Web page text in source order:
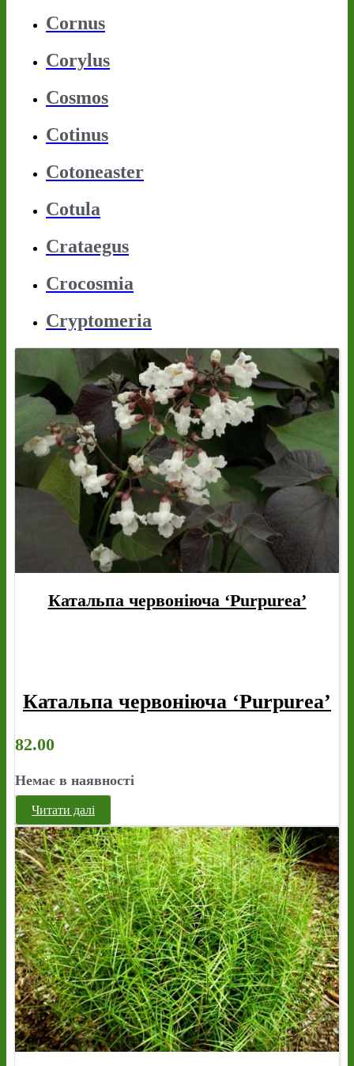
Cornus
Corylus
Cosmos
Cotinus
Cotoneaster
Cotula
Crataegus
Crocosmia
Cryptomeria
Катальпа червоніюча ‘Purpurea’
Катальпа червоніюча ‘Purpurea’
82.00
Немає в наявності
Читати далі